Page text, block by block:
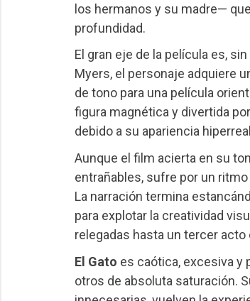
los hermanos y su madre—
profundidad.
El gran eje de la película es, sin
Myers, el personaje adquiere
de tono para una película
figura magnética y divertida
debido a su apariencia
Aunque el film acierta en su
entrañables, sufre por un
La narración termina
para explotar la creatividad
relegadas hasta un tercer
El Gato es caótica, excesiva y
otros de absoluta saturación.